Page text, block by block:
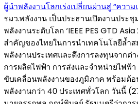
ผู้นำพลังงานโลกเร่งเปลี่ยนผ่านสู่ “ควา
รมว.พลังงาน เป็นประธานเปิดงานประ
พลังงานระดับโลก ‘IEEE PES GTD
สำคัญของไทยในการนำเทคโนโลยีล้ำ
พลังงานประเทศและดึงการลงทุนจากต่
การผลิตไฟฟ้า การส่งและจำหน่ายไฟฟ้
ขับเคลื่อนพลังงานของภูมิภาค พร้อมต้
พลังงานกว่า 40 ประเทศทั่วโลก วันนี้